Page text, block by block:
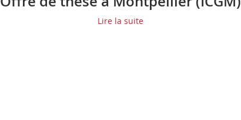
Lire la suite